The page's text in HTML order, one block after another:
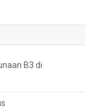
B3 di